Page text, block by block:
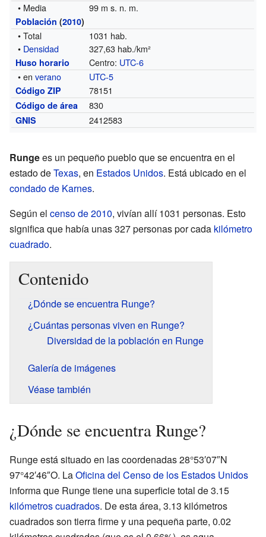
• Media 99 m s. n. m.
Población (2010)
• Total
1031 hab.
• Densidad 327,63 hab./km²
Huso horario Centro: UTC-6
• enverano UTC-5
Código ZIP 78151
Código de área 830
GNIS 2412583
Rungees un pequeño pueblo que se encuentra en el
estado deTexas, en Estados Unidos. Está ubicado en el
condado de Karnes.
Según el censo de 2010, vivían allí 1031 personas. Esto
significa que había unas 327 personas por cada kilómetro
cuadrado.
Contenido
¿Dónde se encuentra Runge?
¿Cuántas personas viven en Runge?
Diversidad de la población en Runge
Galería de imágenes
Véase también
¿Dónde se encuentra Runge?
Runge está situado en las coordenadas 28°53′07″N
97°42′46″O. LaOficina del Censo de los Estados Unidos
informa que Runge tiene una superficie total de 3.15
kilómetros cuadrados. De esta área, 3.13 kilómetros
cuadrados son tierra firme y una pequeña parte, 0.02